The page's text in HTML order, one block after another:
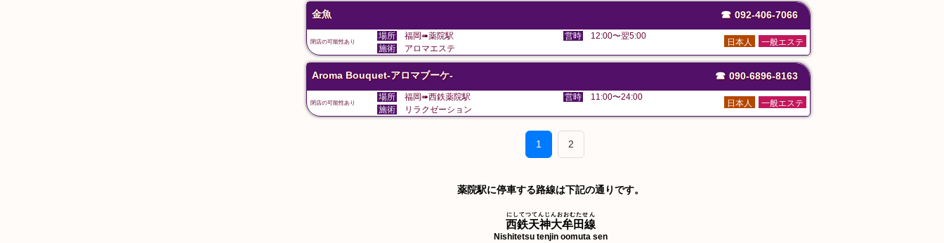
金魚 ☎ 092-406-7066
閉店の可能性あり
場所 福岡➠薬院駅 営時 12:00〜翌5:00
一般エステ
日本人
施術 アロマエステ
Aroma Bouquet-アロマブーケ- ☎ 090-6896-8163
閉店の可能性あり
場所 福岡➠西鉄薬院駅 営時 11:00〜24:00
一般エステ
日本人
施術 リラクゼーション
1 2
薬院駅に停車する路線は下記の通りです。
西鉄天神大牟田線
にしてつてんじんおおむたせん
Nishitetsu tenjin oomuta sen